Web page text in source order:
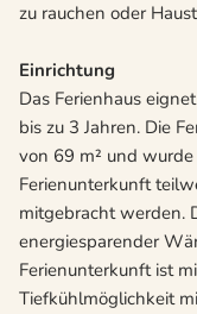
zu rauchen oder
Einrichtung
Das Ferienhaus
bis zu 3 Jahren. Die
von 69 m² und
Ferienunterkunft
mitgebracht werden.
energiesparender
Ferienunterkunft ist
Tiefkühlmöglichkeit